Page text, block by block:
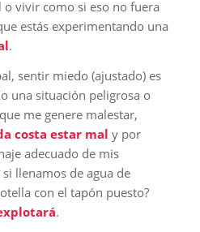
o vivir como si eso no fuera
estás experimentando una
.
sentir miedo (ajustado) es
una situación peligrosa o
me genere malestar,
costa estar mal y por
adecuado de mis
llenamos de agua de
con el tapón puesto?
.